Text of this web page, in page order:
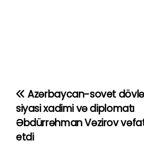
Y
a
z
Azərbaycan-sovet
siyasi xadimi və diplomatı
Əbdürrəhman Vəzirov
etdi